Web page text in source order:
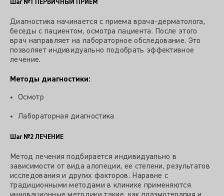
Шаг №1 ПЕРВИЧНЫЙ ПРИЕМ
Диагностика начинается с приема врача-дерматолога,
беседы с пациентом, осмотра пациента. После этого
врач направляет на лабораторное обследование. Это
позволяет индивидуально подобрать эффективное
лечение.
Методы диагностики:
Осмотр
Лабораторная диагностика
Шаг №2 ЛЕЧЕНИЕ
Метод лечения подбирается индивидуально в
зависимости от вида алопеции, ее степени, результатов
исследования и других факторов. Наравне с
традиционными методами в клинике применяются